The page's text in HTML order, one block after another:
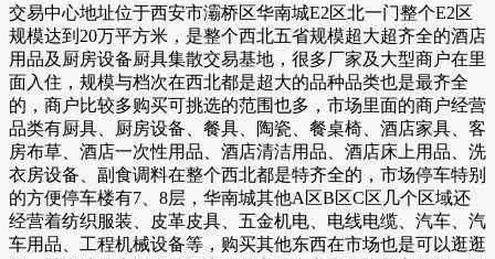
交易中心地址位于西安市灞桥区华南城E2区北一门整个E2区
规模达到20万平方米，是整个西北五省规模超大超齐全的酒店
用品及厨房设备厨具集散交易基地，很多厂家及大型商户在里
面入住，规模与档次在西北都是超大的品种品类也是最齐全
的，商户比较多购买可挑选的范围也多，市场里面的商户经营
品类有厨具、厨房设备、餐具、陶瓷、餐桌椅、酒店家具、客
房布草、酒店一次性用品、酒店清洁用品、酒店床上用品、洗
衣房设备、副食调料在整个西北都是特齐全的，市场停车特别
的方便停车楼有7、8层，华南城其他A区B区C区几个区域还
经营着纺织服装、皮革皮具、五金机电、电线电缆、汽车、汽
车用品、工程机械设备等，购买其他东西在市场也是可以逛逛